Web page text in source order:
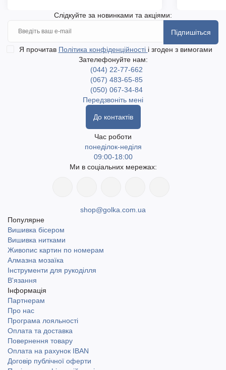
Слідкуйте за новинками та акціями:
Підпишіться
Я прочитав Політика конфіденційності і згоден з вимогами
Зателефонуйте нам:
(044) 22-77-662
(067) 483-65-85
(050) 067-34-84
Передзвоніть мені
До контактів
Час роботи
понеділок-неділя
09:00-18:00
Ми в соціальних мережах:
shop@golka.com.ua
Популярне
Вишивка бісером
Вишивка нитками
Живопис картин по номерам
Алмазна мозаїка
Інструменти для рукоділля
В'язання
Інформація
Партнерам
Про нас
Програма лояльності
Оплата та доставка
Повернення товару
Оплата на рахунок IBAN
Договір публічної оферти